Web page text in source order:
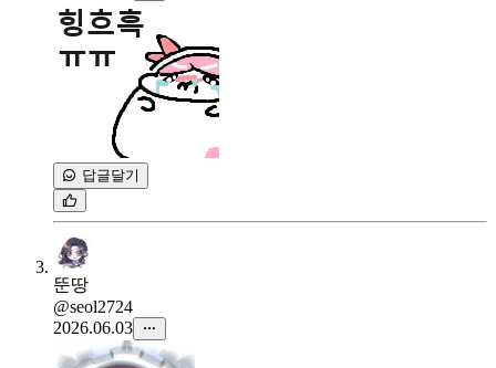
답글달기
뚠땅
@seol2724
2026.06.03